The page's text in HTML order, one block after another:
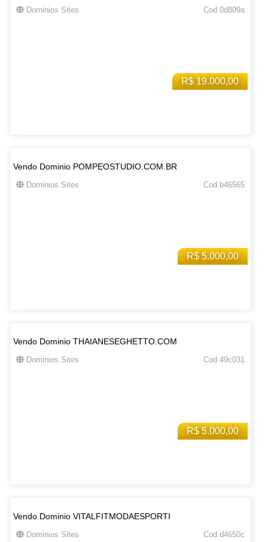
R$ 19.000,00
Dominios Sites Cod 0d809a
R$ 5.000,00
Vendo Dominio POMPEOSTUDIO.COM.BR
Dominios Sites Cod b46565
R$ 5.000,00
Vendo Dominio THAIANESEGHETTO.COM
Dominios Sites Cod 49c031
Vendo Dominio VITALFITMODAESPORTI
Dominios Sites Cod d4650c